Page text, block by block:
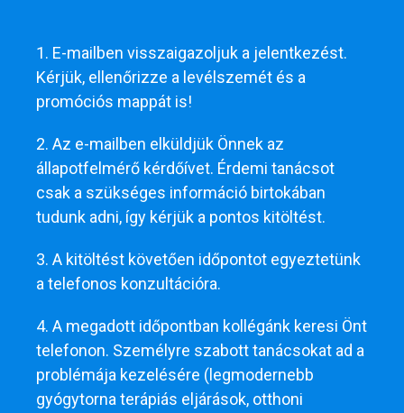
1. E-mailben visszaigazoljuk a jelentkezést.
Kérjük, ellenőrizze a levélszemét és a
promóciós mappát is!
2. Az e-mailben elküldjük Önnek az
állapotfelmérő kérdőívet. Érdemi tanácsot
csak a szükséges információ birtokában
tudunk adni, így kérjük a pontos kitöltést.
3. A kitöltést követően időpontot egyeztetünk
a telefonos konzultációra.
4. A megadott időpontban kollégánk keresi Önt
telefonon. Személyre szabott tanácsokat ad a
problémája kezelésére (legmodernebb
gyógytorna terápiás eljárások, otthoni